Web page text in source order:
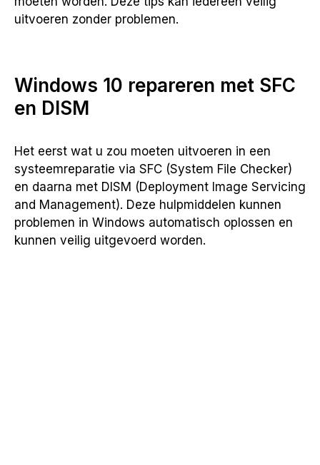
uitvoeren zonder problemen.
Windows 10 repareren met SFC
en DISM
Het eerst wat u zou moeten uitvoeren in een
systeemreparatie via SFC (System File Checker)
en daarna met DISM (Deployment Image Servicing
and Management). Deze hulpmiddelen kunnen
problemen in Windows automatisch oplossen en
kunnen veilig uitgevoerd worden.